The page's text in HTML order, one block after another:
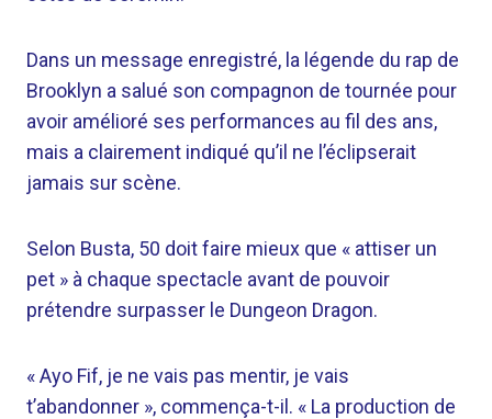
Dans un message enregistré, la légende du rap de
Brooklyn a salué son compagnon de tournée pour
avoir amélioré ses performances au fil des ans,
mais a clairement indiqué qu’il ne l’éclipserait
jamais sur scène.
Selon Busta, 50 doit faire mieux que « attiser un
pet » à chaque spectacle avant de pouvoir
prétendre surpasser le Dungeon Dragon.
« Ayo Fif, je ne vais pas mentir, je vais
t’abandonner », commença-t-il. « La production de